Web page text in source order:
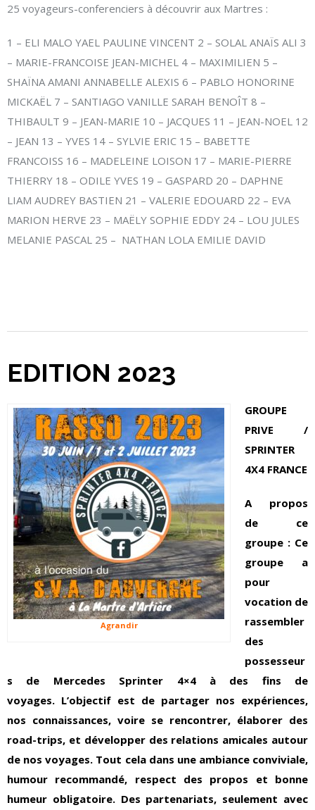
25 voyageurs-conferenciers à découvrir aux Martres :
1 – ELI MALO YAEL PAULINE VINCENT 2 – SOLAL ANAÏS ALI 3
– MARIE-FRANCOISE JEAN-MICHEL 4 – MAXIMILIEN 5 –
SHAÏNA AMANI ANNABELLE ALEXIS 6 – PABLO HONORINE
MICKAËL 7 – SANTIAGO VANILLE SARAH BENOÎT 8 –
THIBAULT 9 – JEAN-MARIE 10 – JACQUES 11 – JEAN-NOEL 12
– JEAN 13 – YVES 14 – SYLVIE ERIC 15 – BABETTE
FRANCOISS 16 – MADELEINE LOISON 17 – MARIE-PIERRE
THIERRY 18 – ODILE YVES 19 – GASPARD 20 – DAPHNE
LIAM AUDREY BASTIEN 21 – VALERIE EDOUARD 22 – EVA
MARION HERVE 23 – MAËLY SOPHIE EDDY 24 – LOU JULES
MELANIE PASCAL 25 – NATHAN LOLA EMILIE DAVID
EDITION 2023
Agrandir
GROUPE
PRIVE /
SPRINTER
4X4 FRANCE
A propos
de ce
groupe : Ce
groupe a
pour
vocation de
rassembler
des
possesseur
s de Mercedes Sprinter 4×4 à des fins de
voyages. L’objectif est de partager nos expériences,
nos connaissances, voire se rencontrer, élaborer des
road-trips, et développer des relations amicales autour
de nos voyages. Tout cela dans une ambiance conviviale,
humour recommandé, respect des propos et bonne
humeur obligatoire. Des partenariats, seulement avec